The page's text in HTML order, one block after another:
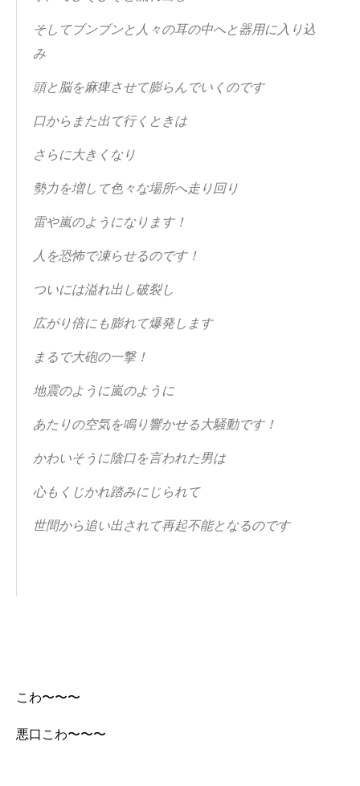
そしてブンブンと人々の耳の中へと器用に入り込
み
頭と脳を麻痺させて膨らんでいくのです
口からまた出て行くときは
さらに大きくなり
勢力を増して色々な場所へ走り回り
雷や嵐のようになります！
人を恐怖で凍らせるのです！
ついには溢れ出し破裂し
広がり倍にも膨れて爆発します
まるで大砲の一撃！
地震のように嵐のように
あたりの空気を鳴り響かせる大騒動です！
かわいそうに陰口を言われた男は
心もくじかれ踏みにじられて
世間から追い出されて再起不能となるのです
こわ〜〜〜
悪口こわ〜〜〜